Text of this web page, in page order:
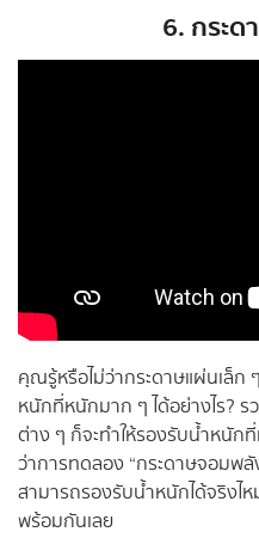
6. กระ
คุณรู้หรือไม่ว่ากระดาษแผ่นเล็
หนักที่หนักมาก ๆ ได้อย่างไร?
ต่าง ๆ ก็จะทำให้รองรับน้ำหนัก
ว่าการทดลอง “กระดาษจอมพลั
สามารถรองรับน้ำหนักได้จริงไ
พร้อมกันเลย